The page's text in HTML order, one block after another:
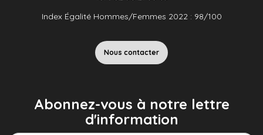
Index Égalité Hommes/Femmes 2022 : 98/100
Nous contacter
Abonnez-vous à notre lettre
d'information